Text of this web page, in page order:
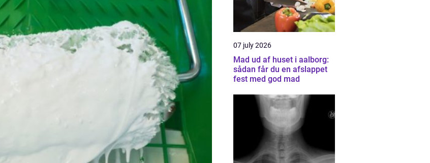
07 july 2026
Mad ud af huset i aalborg:
sådan får du en afslappet
fest med god mad